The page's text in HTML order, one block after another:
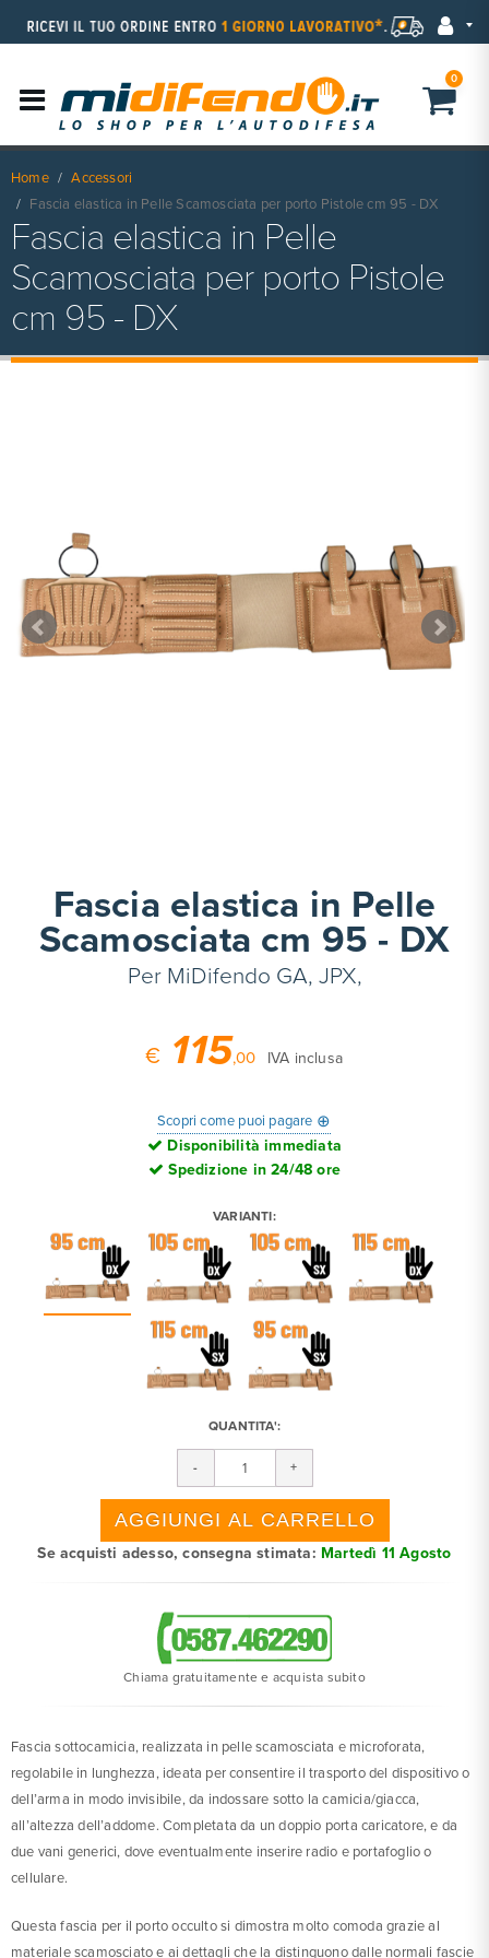
0
Home
Accessori
Fascia elastica in Pelle Scamosciata per porto Pistole cm 95 - DX
Fascia elastica in Pelle
Scamosciata per porto Pistole
cm 95 - DX
Fascia elastica in Pelle
Scamosciata cm 95 - DX
Per MiDifendo GA, JPX,
€ 115,00 IVA inclusa
Scopri come puoi pagare ⊕
Disponibilità immediata
Spedizione in 24/48 ore
VARIANTI:
QUANTITA':
Se acquisti adesso, consegna stimata: Martedì 11 Agosto
Chiama gratuitamente e acquista subito
Fascia sottocamicia, realizzata in pelle scamosciata e microforata,
regolabile in lunghezza, ideata per consentire il trasporto del dispositivo o
dell’arma in modo invisibile, da indossare sotto la camicia/giacca,
all’altezza dell’addome. Completata da un doppio porta caricatore, e da
due vani generici, dove eventualmente inserire radio e portafoglio o
cellulare.
Questa fascia per il porto occulto si dimostra molto comoda grazie al
materiale scamosciato e ai dettagli che la distinguono dalle normali fascie